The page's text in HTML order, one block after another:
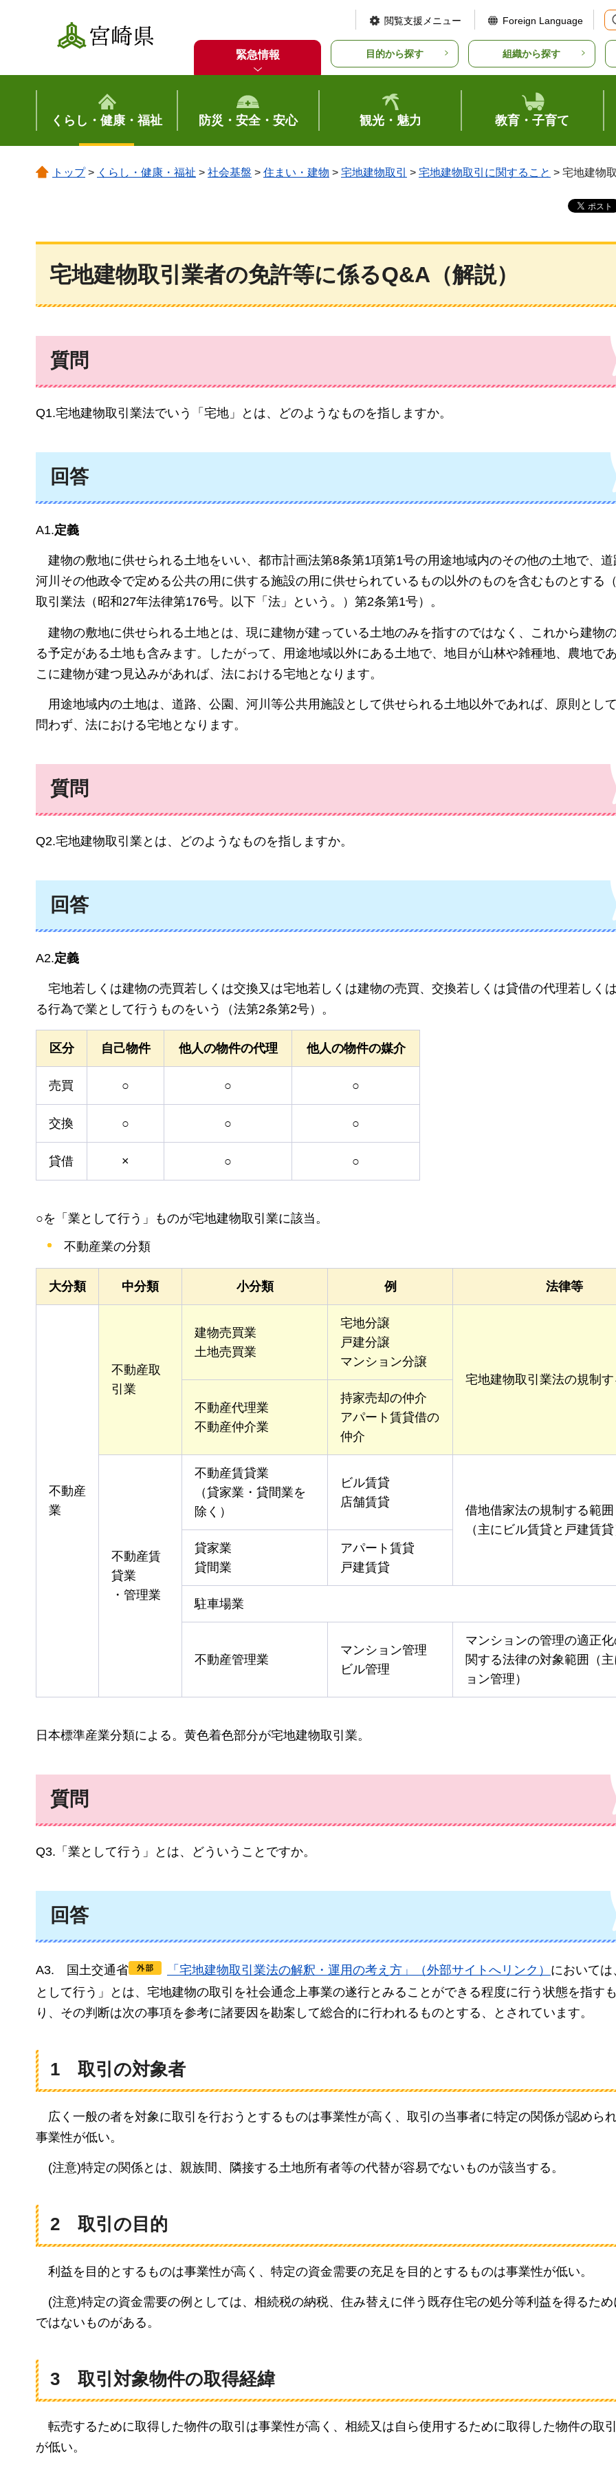
宮崎県
閲覧支援メニュー Foreign Language
緊急情報 目的から探す 組織から探す
くらし・健康・福祉 防災・安全・安心 観光・魅力 教育・子育て
トップ> くらし・健康・福祉 > 社会基盤 > 住まい・建物 > 宅地建物取引 > 宅地建物取引に関すること > 宅地建物
宅地建物取引業者の免許等に係るQ&A（解説）
質問
Q1.宅地建物取引業法でいう「宅地」とは、どのようなものを指しますか。
回答
A1.定義
建物の敷地に供せられる土地をいい、都市計画法第8条第1項第1号の用途地域内のその他の土地で、道
河川その他政令で定める公共の用に供する施設の用に供せられているもの以外のものを含むものとする
取引業法（昭和27年法律第176号。以下「法」という。）第2条第1号）。
建物の敷地に供せられる土地とは、現に建物が建っている土地のみを指すのではなく、これから建物
る予定がある土地も含みます。したがって、用途地域以外にある土地で、地目が山林や雑種地、農地で
こに建物が建つ見込みがあれば、法における宅地となります。
用途地域内の土地は、道路、公園、河川等公共用施設として供せられる土地以外であれば、原則とし
問わず、法における宅地となります。
質問
Q2.宅地建物取引業とは、どのようなものを指しますか。
回答
A2.定義
宅地若しくは建物の売買若しくは交換又は宅地若しくは建物の売買、交換若しくは貸借の代理若しく
る行為で業として行うものをいう（法第2条第2号）。
区分 自己物件 他人の物件の代理 他人の物件の媒介
売買 ○ ○ ○
交換 ○ ○ ○
貸借 × ○ ○
○を「業として行う」ものが宅地建物取引業に該当。
不動産業の分類
大分類 中分類 小分類 例 法律等
不動産
業
不動産取
引業
建物売買業
土地売買業
宅地分譲
戸建分譲
マンション分譲
宅地建物取引業法の規制す
不動産代理業
不動産仲介業
持家売却の仲介
アパート賃貸借の
仲介
不動産賃
貸業
・管理業
不動産賃貸業
（貸家業・貸間業を
除く）
ビル賃貸
店舗賃貸
借地借家法の規制する範囲
（主にビル賃貸と戸建賃貸
貸家業
貸間業
アパート賃貸
戸建賃貸
駐車場業
不動産管理業
マンション管理
ビル管理
マンションの管理の適正
関する法律の対象範囲（
ョン管理）
日本標準産業分類による。黄色着色部分が宅地建物取引業。
質問
Q3.「業として行う」とは、どういうことですか。
回答
A3. 国 土交通省 「宅地建物取引業法の解釈・運用の考え方」（外部サイトへリンク） において
として行う」とは、宅地建物の取引を社会通念上事業の遂行とみることができる程度に行う状態を指す
り、その判断は次の事項を参考に諸要因を勘案して総合的に行われるものとする、とされています。
1 取引の対象者
広く 一般の者を対象に取引を行おうとするものは事業性が高く、取引の当事者に特定の関係が認めら
事業性が低い。
(注意)特定の関係とは、親族間、隣接する土地所有者等の代替が容易でないものが該当する。
2 取引 の目的
利 益を目的とするものは事業性が高く、特定の資金需要の充足を目的とするものは事業性が低い。
(注意)特定の資金需要の例としては、相続税の納税、住み替えに伴う既存住宅の処分等利益を得るた
ではないものがある。
3 取引対象物件の取得経緯
転売するために取得した物件の取引は事業性が高く、相続又は自ら使用するために取得した物件の取
が低い。